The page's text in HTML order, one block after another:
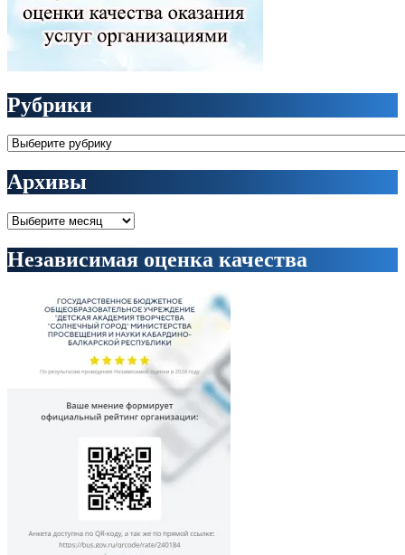
Рубрики
Рубрики
Архивы
Архивы
Независимая оценка качества